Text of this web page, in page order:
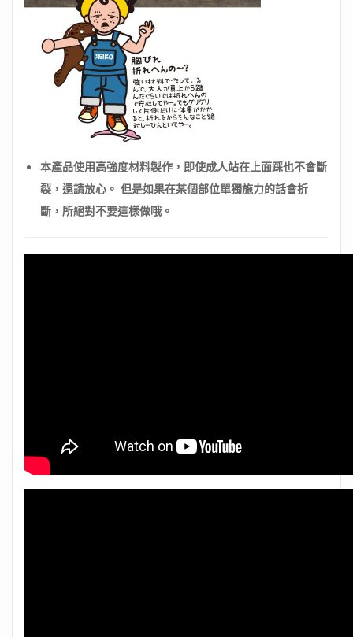
本產品使用高強度材料製作，即使成人站在上面踩也不會斷
裂，還請放心。 但是如果在某個部位單獨施力的話會折
斷，所絕對不要這樣做哦。